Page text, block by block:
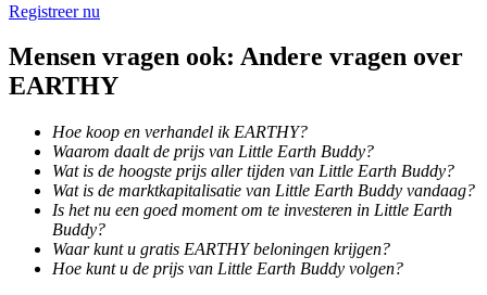
Gids
Futures-startgids
Registreer nu
Mensen vragen ook: Andere vragen over
EARTHY
Hoe koop en verhandel ik EARTHY?
Waarom daalt de prijs van Little Earth Buddy?
Wat is de hoogste prijs aller tijden van Little Earth Buddy?
Wat is de marktkapitalisatie van Little Earth Buddy vandaag?
Is het nu een goed moment om te investeren in Little Earth
Buddy?
Waar kunt u gratis EARTHY beloningen krijgen?
Hoe kunt u de prijs van Little Earth Buddy volgen?